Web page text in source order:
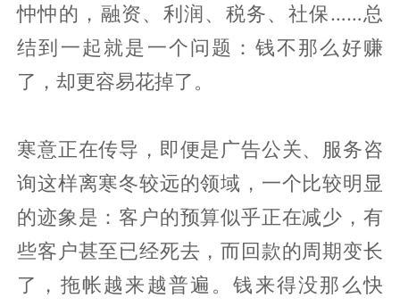
忡忡的，融资、利润、税务、社保……总
结到一起就是一个问题：钱不那么好赚
了，却更容易花掉了。
寒意正在传导，即便是广告公关、服务咨
询这样离寒冬较远的领域，一个比较明显
的迹象是：客户的预算似乎正在减少，有
些客户甚至已经死去，而回款的周期变长
了，拖帐越来越普遍。钱来得没那么快